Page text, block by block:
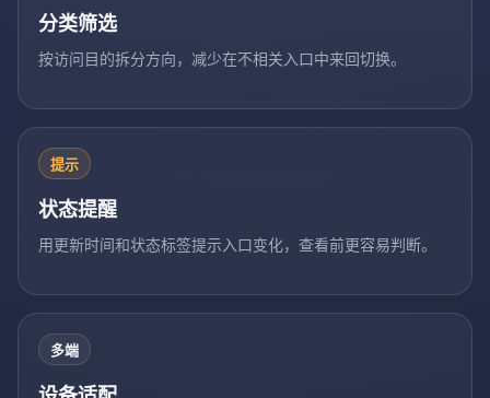
分类筛选
按访问目的拆分方向，减少在不相关入口中来回切换。
提示
状态提醒
用更新时间和状态标签提示入口变化，查看前更容易判断。
多端